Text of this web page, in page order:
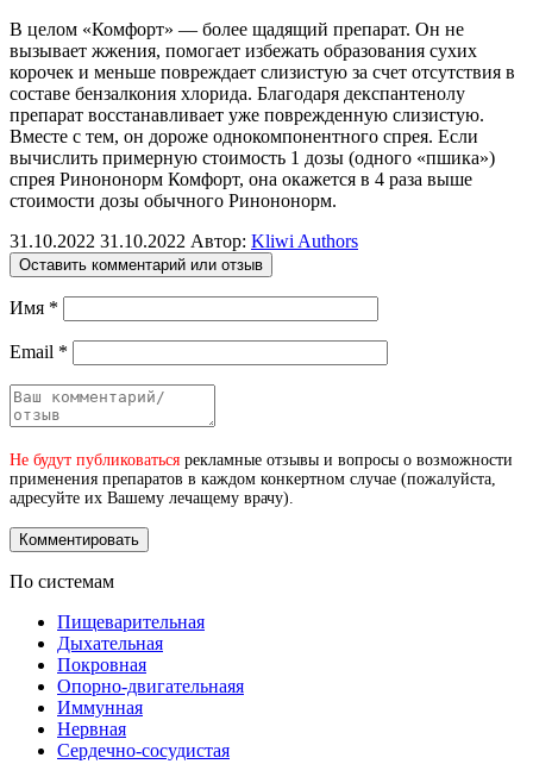
В целом «Комфорт» — более щадящий препарат. Он не
вызывает жжения, помогает избежать образования сухих
корочек и меньше повреждает слизистую за счет отсутствия в
составе бензалкония хлорида. Благодаря декспантенолу
препарат восстанавливает уже поврежденную слизистую.
Вместе с тем, он дороже однокомпонентного спрея. Если
вычислить примерную стоимость 1 дозы (одного «пшика»)
спрея Ринононорм Комфорт, она окажется в 4 раза выше
стоимости дозы обычного Ринононорм.
31.10.2022 31.10.2022 Автор: Kliwi Authors
Оставить комментарий или отзыв
Имя *
Email *
Не будут публиковаться рекламные отзывы и вопросы о возможности
применения препаратов в каждом конкертном случае (пожалуйста,
адресуйте их Вашему лечащему врачу).
По системам
Пищеварительная
Дыхательная
Покровная
Опорно-двигательнаяя
Иммунная
Нервная
Сердечно-сосудистая